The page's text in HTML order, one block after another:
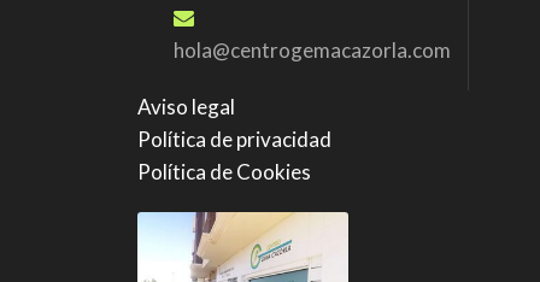
hola@centrogemacazorla.com
Aviso legal
Política de privacidad
Política de Cookies